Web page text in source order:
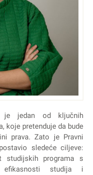
je jedan od ključnih
koje pretenduje da bude
prava. Zato je Pravni
sledeće ciljeve:
studijskih programa s
efikasnosti studija i